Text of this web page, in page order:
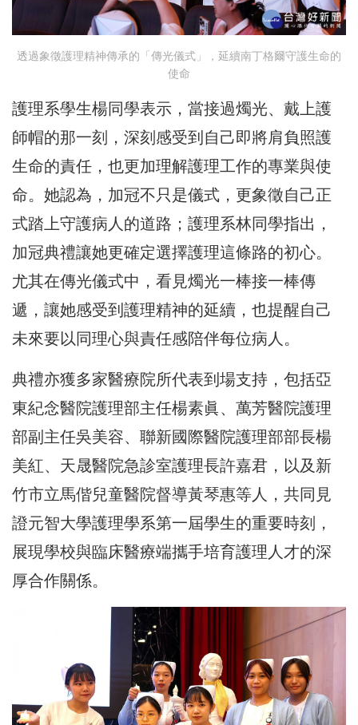
透過象徵護理精神傳承的「傳光儀式」，延續南丁格爾守護生命的
使命
護理系學生楊同學表示，當接過燭光、戴上護
師帽的那一刻，深刻感受到自己即將肩負照護
生命的責任，也更加理解護理工作的專業與使
命。她認為，加冠不只是儀式，更象徵自己正
式踏上守護病人的道路；護理系林同學指出，
加冠典禮讓她更確定選擇護理這條路的初心。
尤其在傳光儀式中，看見燭光一棒接一棒傳
遞，讓她感受到護理精神的延續，也提醒自己
未來要以同理心與責任感陪伴每位病人。
典禮亦獲多家醫療院所代表到場支持，包括亞
東紀念醫院護理部主任楊素眞、萬芳醫院護理
部副主任吳美容、聯新國際醫院護理部部長楊
美紅、天晟醫院急診室護理長許嘉君，以及新
竹市立馬偕兒童醫院督導黃琴惠等人，共同見
證元智大學護理學系第一屆學生的重要時刻，
展現學校與臨床醫療端攜手培育護理人才的深
厚合作關係。